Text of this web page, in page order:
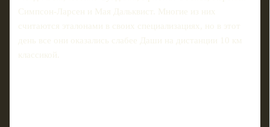
Симпсон-Ларсен и Мая Дальквист. Многие из них
считаются эталонами в своих специализациях, но в этот
день все они оказались слабее Даши на дистанции 10 км
классикой.